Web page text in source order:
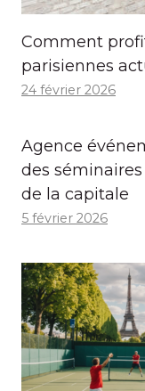
Comment
parisiennes
24 février 2026
Agence
des
de la capitale
5 février 2026